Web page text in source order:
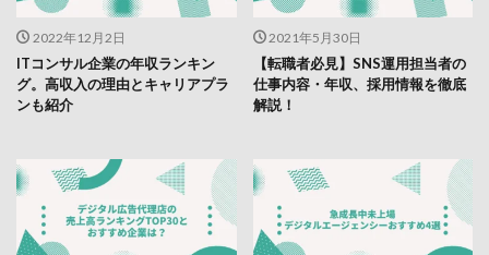
2022年12月2日
ITコンサル企業の年収ランキン
グ。高収入の理由とキャリアプラ
ンも紹介
2021年5月30日
【転職者必見】SNS運用担当者の
仕事内容・年収、採用情報を徹底
解説！